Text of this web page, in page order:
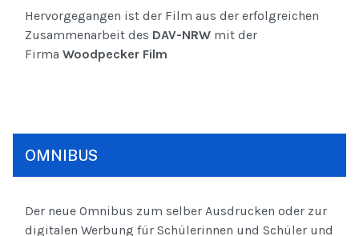
Hervorgegangen ist der Film aus der erfolgreichen
Zusammenarbeit des DAV-NRW mit der
Firma Woodpecker Film
OMNIBUS
Der neue Omnibus zum selber Ausdrucken oder zur
digitalen Werbung für Schülerinnen und Schüler und